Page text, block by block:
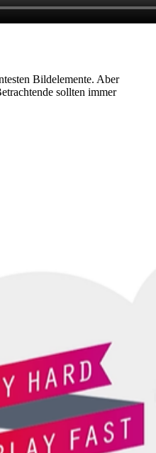
Bildelemente. Aber
sollten immer